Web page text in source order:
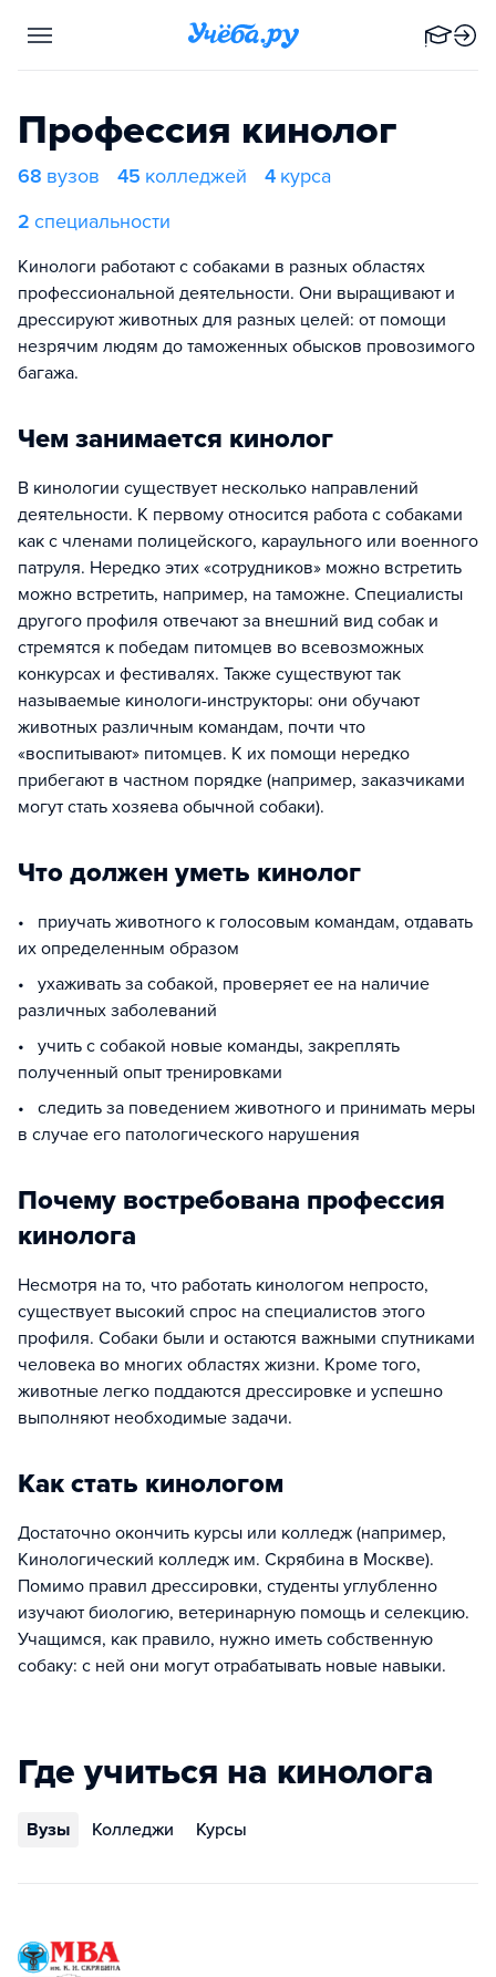
Профессия кинолог
68 вузов 45 колледжей 4 курса
2 специальности
Кинологи работают с собаками в разных областях
профессиональной деятельности. Они выращивают и
дрессируют животных для разных целей: от помощи
незрячим людям до таможенных обысков провозимого
багажа.
Чем занимается кинолог
В кинологии существует несколько направлений
деятельности. К первому относится работа с собаками
как с членами полицейского, караульного или военного
патруля. Нередко этих «сотрудников» можно встретить
можно встретить, например, на таможне. Специалисты
другого профиля отвечают за внешний вид собак и
стремятся к победам питомцев во всевозможных
конкурсах и фестивалях. Также существуют так
называемые кинологи-инструкторы: они обучают
животных различным командам, почти что
«воспитывают» питомцев. К их помощи нередко
прибегают в частном порядке (например, заказчиками
могут стать хозяева обычной собаки).
Что должен уметь кинолог
• приучать животного к голосовым командам, отдавать
их определенным образом
• ухаживать за собакой, проверяет ее на наличие
различных заболеваний
• учить с собакой новые команды, закреплять
полученный опыт тренировками
• следить за поведением животного и принимать меры
в случае его патологического нарушения
Почему востребована профессия
кинолога
Несмотря на то, что работать кинологом непросто,
существует высокий спрос на специалистов этого
профиля. Собаки были и остаются важными спутниками
человека во многих областях жизни. Кроме того,
животные легко поддаются дрессировке и успешно
выполняют необходимые задачи.
Как стать кинологом
Достаточно окончить курсы или колледж (например,
Кинологический колледж им. Скрябина в Москве).
Помимо правил дрессировки, студенты углубленно
изучают биологию, ветеринарную помощь и селекцию.
Учащимся, как правило, нужно иметь собственную
собаку: с ней они могут отрабатывать новые навыки.
Где учиться на кинолога
Вузы Колледжи Курсы